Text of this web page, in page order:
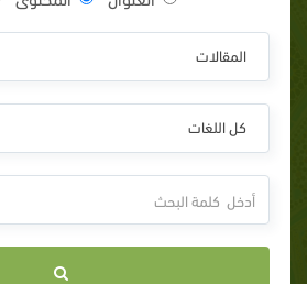
المقالات
كل اللغات